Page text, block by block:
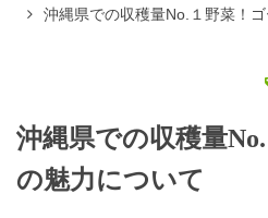
沖縄県での収穫量No.１野菜！
沖縄県での収穫量
の魅力について